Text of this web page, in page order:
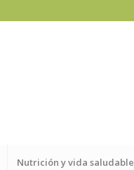
Nutrición y vida saludable